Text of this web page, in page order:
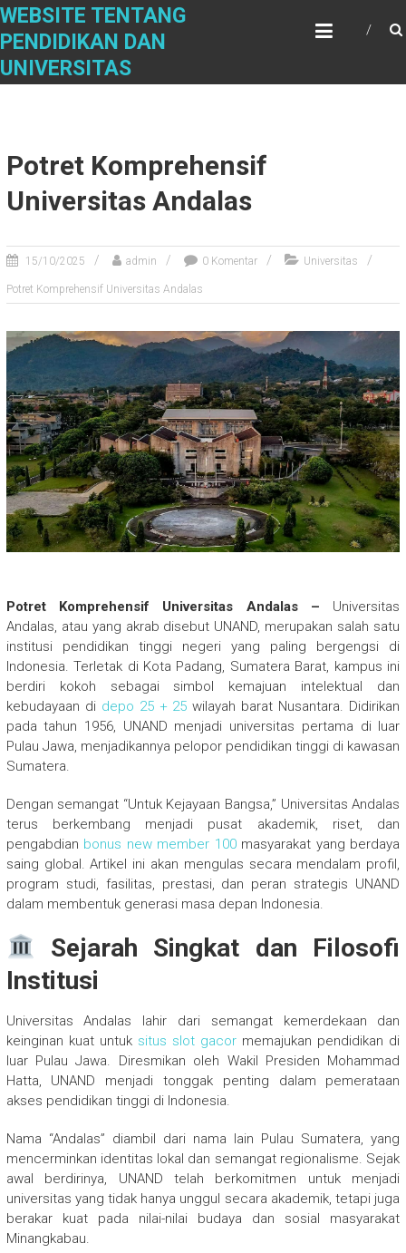
Skip
content
WEBSITE TENTANG
PENDIDIKAN DAN
UNIVERSITAS
Potret Komprehensif
Universitas Andalas
15/10/2025 admin 0 Komentar Universitas
Potret Komprehensif Universitas Andalas
Potret Komprehensif Universitas Andalas – Universitas
Andalas, atau yang akrab disebut UNAND, merupakan salah satu
institusi pendidikan tinggi negeri yang paling bergengsi di
Indonesia. Terletak di Kota Padang, Sumatera Barat, kampus ini
berdiri kokoh sebagai simbol kemajuan intelektual dan
kebudayaan di depo 25 + 25 wilayah barat Nusantara. Didirikan
pada tahun 1956, UNAND menjadi universitas pertama di luar
Pulau Jawa, menjadikannya pelopor pendidikan tinggi di kawasan
Sumatera.
Dengan semangat “Untuk Kejayaan Bangsa,” Universitas Andalas
terus berkembang menjadi pusat akademik, riset, dan
pengabdian bonus new member 100masyarakat yang berdaya
saing global. Artikel ini akan mengulas secara mendalam profil,
program studi, fasilitas, prestasi, dan peran strategis UNAND
dalam membentuk generasi masa depan Indonesia.
Sejarah Singkat dan Filosofi
Institusi
Universitas Andalas lahir dari semangat kemerdekaan dan
keinginan kuat untuk situs slot gacor memajukan pendidikan di
luar Pulau Jawa. Diresmikan oleh Wakil Presiden Mohammad
Hatta, UNAND menjadi tonggak penting dalam pemerataan
akses pendidikan tinggi di Indonesia.
Nama “Andalas” diambil dari nama lain Pulau Sumatera, yang
mencerminkan identitas lokal dan semangat regionalisme. Sejak
awal berdirinya, UNAND telah berkomitmen untuk menjadi
universitas yang tidak hanya unggul secara akademik, tetapi juga
berakar kuat pada nilai-nilai budaya dan sosial masyarakat
Minangkabau.